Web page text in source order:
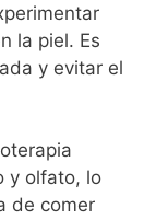
la piel. Es
y evitar el
y olfato, lo
de comer